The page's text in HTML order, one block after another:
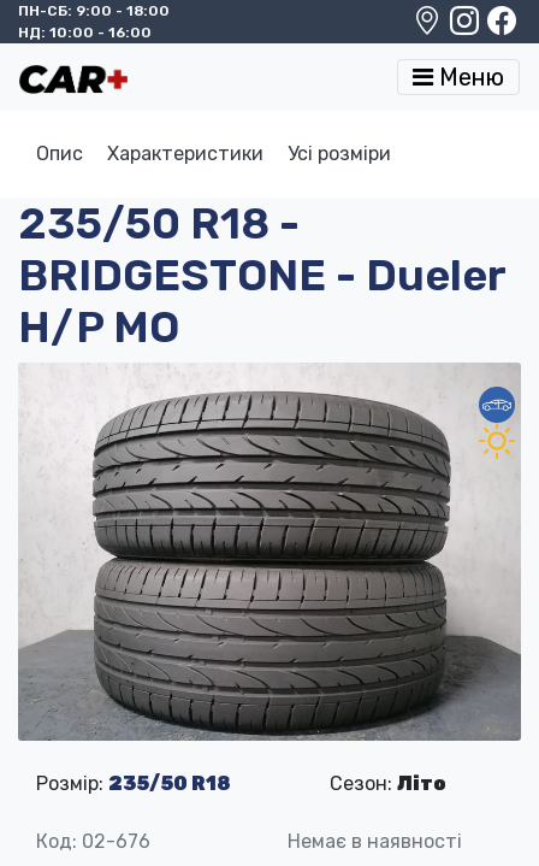
ПН-СБ: 9:00 - 18:00
НД: 10:00 - 16:00
Меню
Опис Характеристики Усі розміри
235/50 R18 -
BRIDGESTONE - Dueler
H/P MO
Розмір: 235/50 R18 Сезон: Літо
Код: 02-676 Немає в наявності